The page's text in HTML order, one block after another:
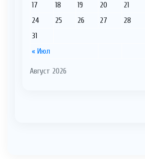
Август 2026
« Июл
17
18 19 20 21
24
25 26 27 28
31